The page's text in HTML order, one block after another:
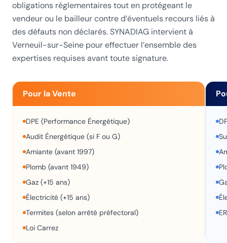
obligations réglementaires tout en protégeant le
vendeur ou le bailleur contre d’éventuels recours liés à
des défauts non déclarés. SYNADIAG intervient à
Verneuil-sur-Seine pour effectuer l’ensemble des
expertises requises avant toute signature.
Pour la Vente
DPE (Performance Énergétique)
Audit Énergétique (si F ou G)
Amiante (avant 1997)
Plomb (avant 1949)
Gaz (+15 ans)
Électricité (+15 ans)
Termites (selon arrêté préfectoral)
Loi Carrez